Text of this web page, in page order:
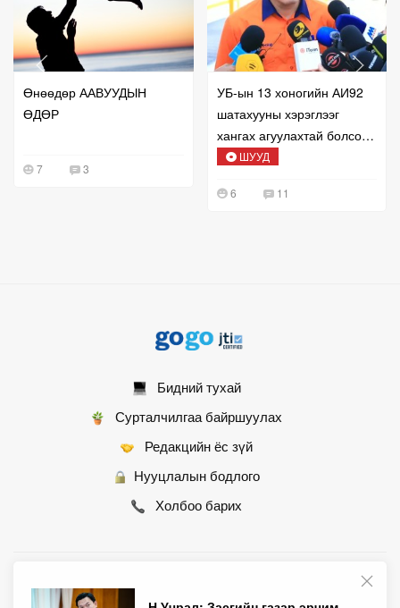
Өнөөдөр ААВУУДЫН
ӨДӨР
7 3
УБ-ын 13 хоногийн АИ92
шатахууны хэрэглээг
хангах агуулахтай болсон
талаар мэдээлж байна
ШУУД
6 11
Бидний тухай
Сурталчилгаа байршуулах
Редакцийн ёс зүй
Нууцлалын бодлого
Холбоо барих
© 2007 - 2026 Монгол Контент ХХК • Бүх эрх хуулиар хамгаалагдсан